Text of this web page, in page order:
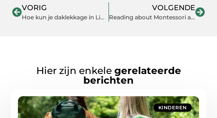
VORIG
Hoe kun je daklekkage in Limburg snel opsporen en verhelpen?
VOLGENDE
Reading about Montessori as Inspiration for Home
Hier zijn enkele gerelateerde
berichten
KINDEREN